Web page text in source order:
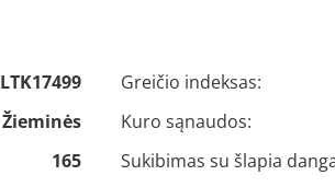
LTK17499
Žieminės
165
Greičio indeksas:
Kuro sąnaudos:
Sukibimas su šlapia